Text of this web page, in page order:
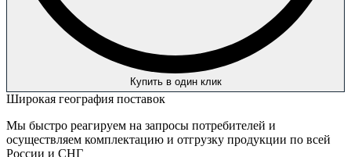
Купить в один клик
Широкая география поставок
Мы быстро реагируем на запросы потребителей и
осуществляем комплектацию и отгрузку продукции по всей
России и СНГ